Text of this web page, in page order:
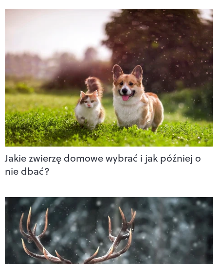
Jakie zwierzę domowe wybrać i jak później o
nie dbać?